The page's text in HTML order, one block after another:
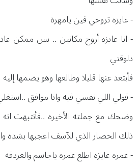
- عايزه تروحي فين يامهرة
- انا عايزه أروح مكانين .. بس ممكن
دلوقتي
فأبتعد عنها قليلا وطالعها وهو يضمها إليه
- قولي اللي نفسي فيه وانا موافق
وضحك مع جملته الأخيره ..فأنتبهت
ذلك الحصار الذي للآسف اعجبها بشده
- عمره عايزه اطلع عمره ياجاسم والغردقه